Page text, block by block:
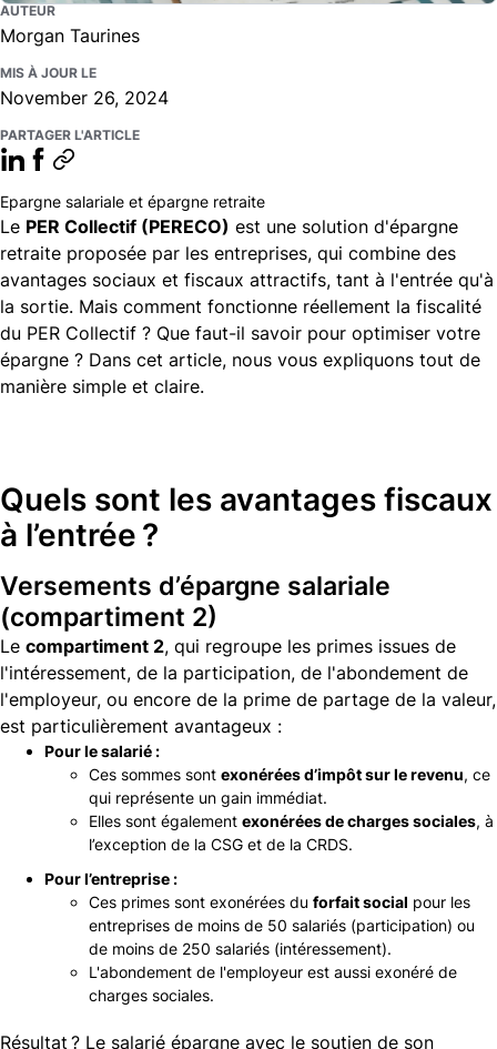
AUTEUR
Morgan Taurines
MIS À JOUR LE
November 26, 2024
PARTAGER L'ARTICLE
Epargne salariale et épargne retraite
Le PER Collectif (PERECO) est une solution d'épargne
retraite proposée par les entreprises, qui combine des
avantages sociaux et fiscaux attractifs, tant à l'entrée qu'à
la sortie. Mais comment fonctionne réellement la fiscalité
du PER Collectif ? Que faut-il savoir pour optimiser votre
épargne ? Dans cet article, nous vous expliquons tout de
manière simple et claire.
Quels sont les avantages fiscaux
à l’entrée ?
Versements d’épargne salariale
(compartiment 2)
Le compartiment 2, qui regroupe les primes issues de
l'intéressement, de la participation, de l'abondement de
l'employeur, ou encore de la prime de partage de la valeur,
est particulièrement avantageux :
Pour le salarié :
Ces sommes sont exonérées d’impôt sur le revenu, ce
qui représente un gain immédiat.
Elles sont également exonérées de charges sociales, à
l’exception de la CSG et de la CRDS.
Pour l’entreprise :
Ces primes sont exonérées du forfait social pour les
entreprises de moins de 50 salariés (participation) ou
de moins de 250 salariés (intéressement).
L'abondement de l'employeur est aussi exonéré de
charges sociales.
Résultat ? Le salarié épargne avec le soutien de son